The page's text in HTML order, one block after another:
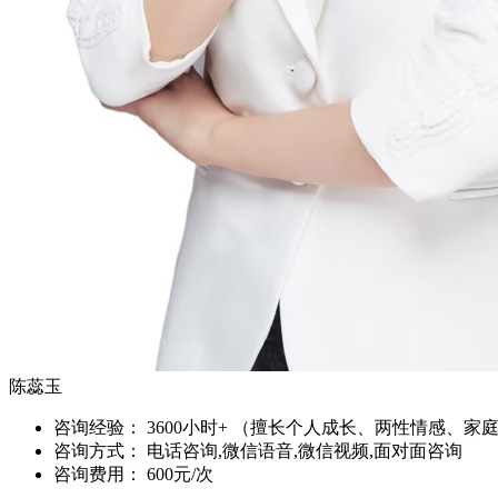
陈蕊玉
咨询经验： 3600小时+ （擅长个人成长、两性情感、家
咨询方式： 电话咨询,微信语音,微信视频,面对面咨询
咨询费用： 600元/次